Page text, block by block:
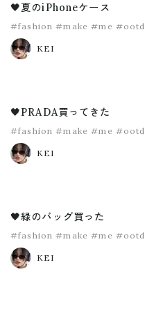
🖤夏のiPhoneケース
#fashion #make #me #ootd
KEI
🖤PRADA買ってきた
#fashion #make #me #ootd
KEI
🖤緑のバッグ買った
#fashion #make #me #ootd
KEI